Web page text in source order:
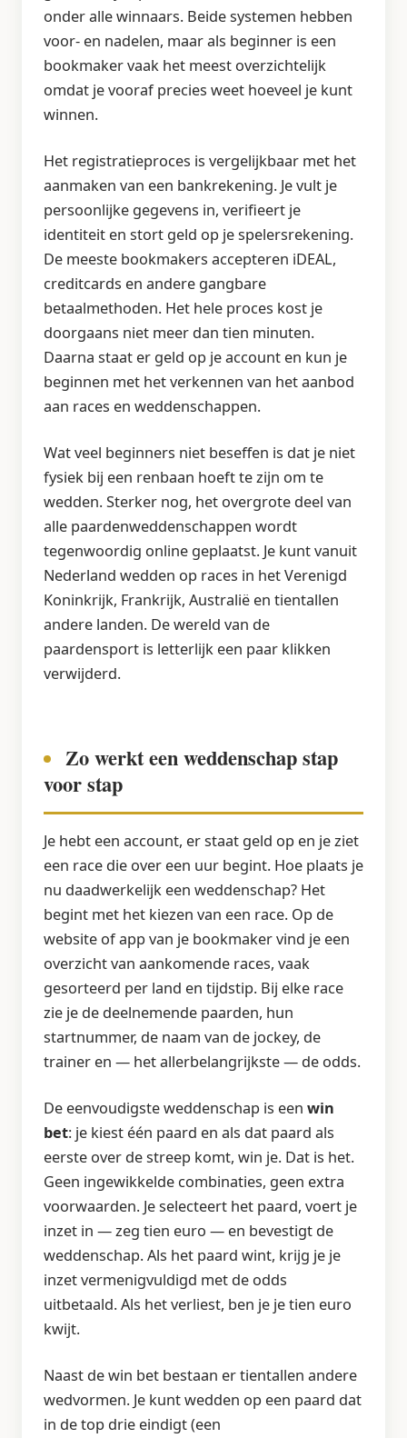
onder alle winnaars. Beide systemen hebben
voor- en nadelen, maar als beginner is een
bookmaker vaak het meest overzichtelijk
omdat je vooraf precies weet hoeveel je kunt
winnen.
Het registratieproces is vergelijkbaar met het
aanmaken van een bankrekening. Je vult je
persoonlijke gegevens in, verifieert je
identiteit en stort geld op je spelersrekening.
De meeste bookmakers accepteren iDEAL,
creditcards en andere gangbare
betaalmethoden. Het hele proces kost je
doorgaans niet meer dan tien minuten.
Daarna staat er geld op je account en kun je
beginnen met het verkennen van het aanbod
aan races en weddenschappen.
Wat veel beginners niet beseffen is dat je niet
fysiek bij een renbaan hoeft te zijn om te
wedden. Sterker nog, het overgrote deel van
alle paardenweddenschappen wordt
tegenwoordig online geplaatst. Je kunt vanuit
Nederland wedden op races in het Verenigd
Koninkrijk, Frankrijk, Australië en tientallen
andere landen. De wereld van de
paardensport is letterlijk een paar klikken
verwijderd.
Zo werkt een weddenschap stap
voor stap
Je hebt een account, er staat geld op en je ziet
een race die over een uur begint. Hoe plaats je
nu daadwerkelijk een weddenschap? Het
begint met het kiezen van een race. Op de
website of app van je bookmaker vind je een
overzicht van aankomende races, vaak
gesorteerd per land en tijdstip. Bij elke race
zie je de deelnemende paarden, hun
startnummer, de naam van de jockey, de
trainer en — het allerbelangrijkste — de odds.
De eenvoudigste weddenschap is een win
bet: je kiest één paard en als dat paard als
eerste over de streep komt, win je. Dat is het.
Geen ingewikkelde combinaties, geen extra
voorwaarden. Je selecteert het paard, voert je
inzet in — zeg tien euro — en bevestigt de
weddenschap. Als het paard wint, krijg je je
inzet vermenigvuldigd met de odds
uitbetaald. Als het verliest, ben je je tien euro
kwijt.
Naast de win bet bestaan er tientallen andere
wedvormen. Je kunt wedden op een paard dat
in de top drie eindigt (een